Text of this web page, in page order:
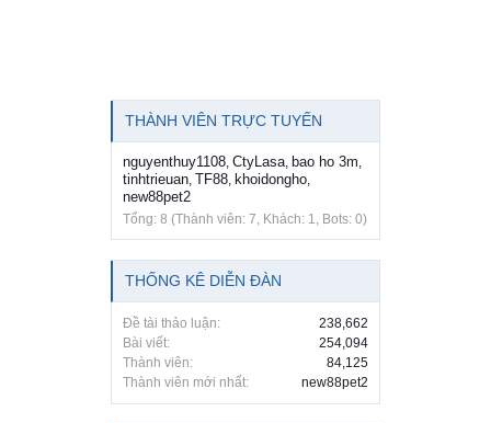
THÀNH VIÊN TRỰC TUYẾN
nguyenthuy1108, CtyLasa, bao ho 3m,
tinhtrieuan, TF88, khoidongho,
new88pet2
Tổng: 8 (Thành viên: 7, Khách: 1, Bots: 0)
THỐNG KÊ DIỄN ĐÀN
Đề tài thảo luận:
238,662
Bài viết:
254,094
Thành viên:
84,125
Thành viên mới nhất:
new88pet2